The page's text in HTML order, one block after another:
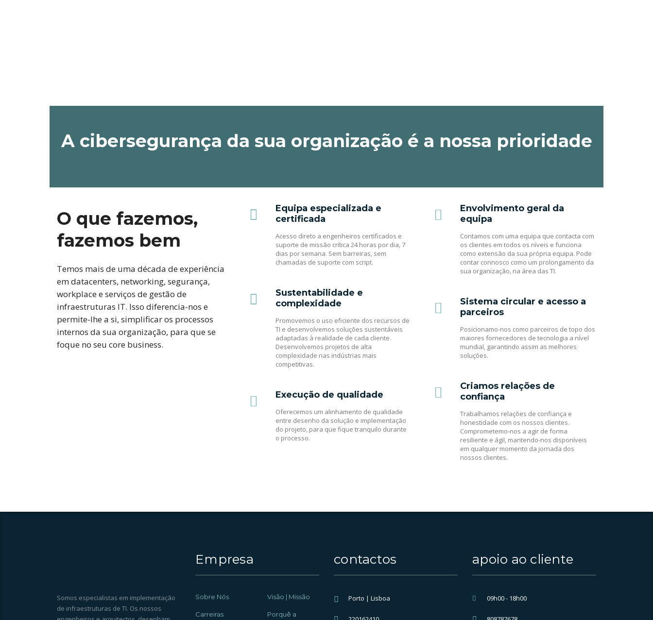
A cibersegurança da sua organização é a nossa prioridade
O que fazemos,
fazemos bem
Temos mais de uma década de experiência
em datacenters, networking, segurança,
workplace e serviços de gestão de
infraestruturas IT. Isso diferencia-nos e
permite-lhe a si, simplificar os processos
internos da sua organização, para que se
foque no seu core business.
Equipa especializada e
certificada
Acesso direto a engenheiros certificados e
suporte de missão crítica 24 horas por dia, 7
dias por semana. Sem barreiras, sem
chamadas de suporte com script.
Sustentabilidade e
complexidade
Promovemos o uso eficiente dos recursos de
TI e desenvolvemos soluções sustentáveis
adaptadas à realidade de cada cliente.
Desenvolvemos projetos de alta
complexidade nas indústrias mais
competitivas.
Execução de qualidade
Oferecemos um alinhamento de qualidade
entre desenho da solução e implementação
do projeto, para que fique tranquilo durante
o processo.
Envolvimento geral da
equipa
Contamos com uma equipa que contacta com
os clientes em todos os níveis e funciona
como extensão da sua própria equipa. Pode
contar connosco como um prolongamento da
sua organização, na área das TI.
Sistema circular e acesso a
parceiros
Posicionamo-nos como parceiros de topo dos
maiores fornecedores de tecnologia a nível
mundial, garantindo assim as melhores
soluções.
Criamos relações de
confiança
Trabalhamos relações de confiança e
honestidade com os nossos clientes.
Comprometemo-nos a agir de forma
resiliente e ágil, mantendo-nos disponíveis
em qualquer momento da jornada dos
nossos clientes.
Somos especialistas em implementação
de infraestruturas de TI. Os nossos
Empresa
Sobre Nós Visão | Missão
Carreiras
Porquê a
contactos
Porto | Lisboa
apoio ao cliente
09h00 - 18h00